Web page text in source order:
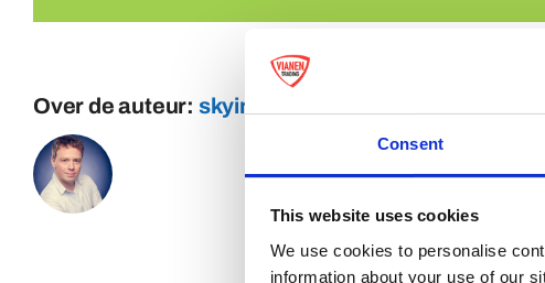
Consent
This website uses cookies
We use cookies to personalise
information about your use of our
Over de auteur: skyinternetmarketing